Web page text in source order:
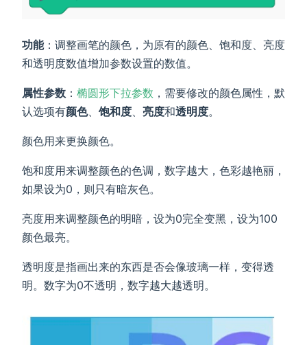
功能：调整画笔的颜色，为原有的颜色、饱和度、亮度
和透明度数值增加参数设置的数值。
属性参数 ： 椭圆形下拉参数 ，需要修改的颜色属性，默
认选项有颜色、 饱和度 亮度和透明度。
颜色用来更换颜色。
饱和度用来调整颜色的色调，数字越大，色彩越艳丽，
如果设为0，则只有暗灰色。
亮度用来调整颜色的明暗，设为0完全变黑，设为100
颜色最亮。
透明度是指画出来的东西是否会像玻璃一样，变得透
明。数字为0不透明，数字越大越透明。